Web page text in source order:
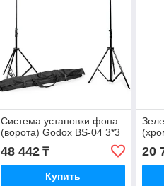
Система установки фона
(ворота) Godox BS-04 3*3
48 442₸
Купить
20